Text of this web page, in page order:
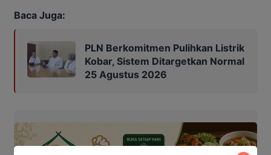
Baca Juga:
PLN Berkomitmen Pulihkan Listrik
Kobar, Sistem Ditargetkan Normal
25 Agustus 2026